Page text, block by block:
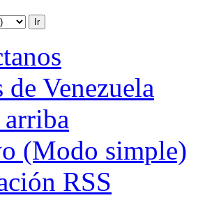
Venezuela
(Modo simple)
RSS